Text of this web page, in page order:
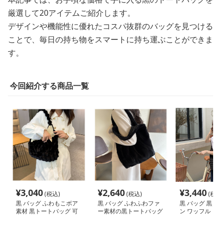
厳選して20アイテムご紹介します。
デザインや機能性に優れたコスパ抜群のバッグを見つける
ことで、毎日の持ち物をスマートに持ち運ぶことができま
す。
今回紹介する商品一覧
¥3,040(税込)
黒 バッグ ふわもこボア
素材 黒トートバッグ 可
¥2,640(税込)
黒 バッグ ふわふわファ
ー素材の黒トートバッグ
¥3,440(税
黒 バッグ 黒
ン ワッフル ト